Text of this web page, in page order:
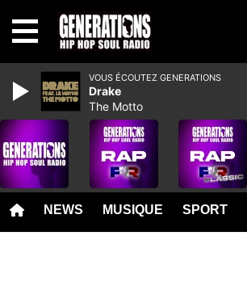
NEWS MUSIQUE SPORT
VOUS ÉCOUTEZ GENERATIONS
Drake
The Motto